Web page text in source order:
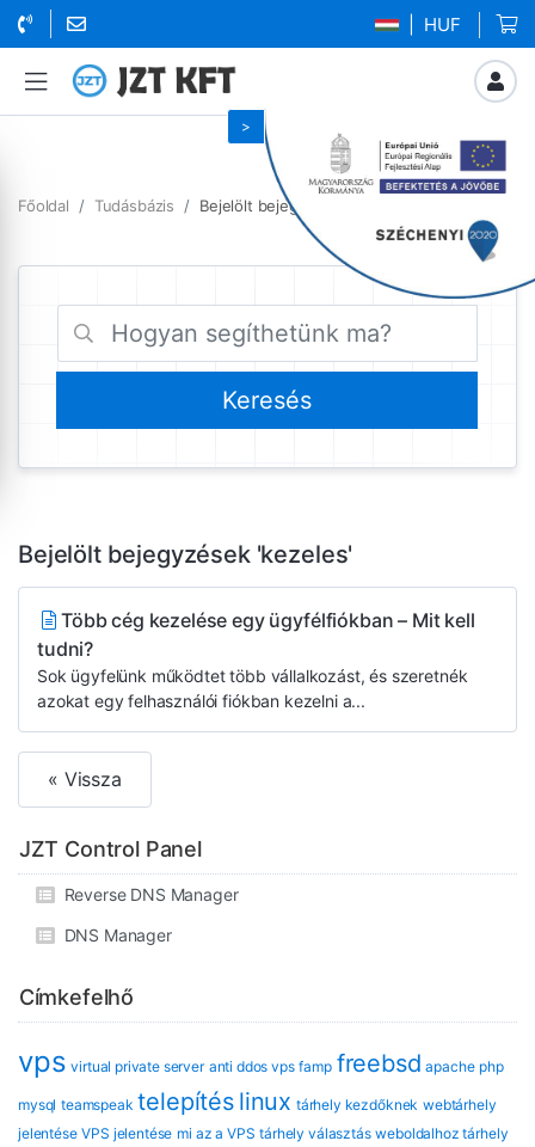
| HUF
Főoldal Tudásbázis Bejelölt bejegyzések kezeles
Bejelölt bejegyzések 'kezeles'
Több cég kezelése egy ügyfélfiókban – Mit kell
tudni?
Sok ügyfelünk működtet több vállalkozást, és szeretnék
azokat egy felhasználói fiókban kezelni a...
« Vissza
JZT Control Panel
Reverse DNS Manager
DNS Manager
Címkefelhő
vps virtual private server anti ddos vps famp freebsd apache php
mysql teamspeak telepítés linux tárhely kezdőknek webtárhely
jelentése VPS jelentése mi az a VPS tárhely választás weboldalhoz tárhely